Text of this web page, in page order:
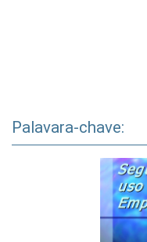
Palavara-chave: